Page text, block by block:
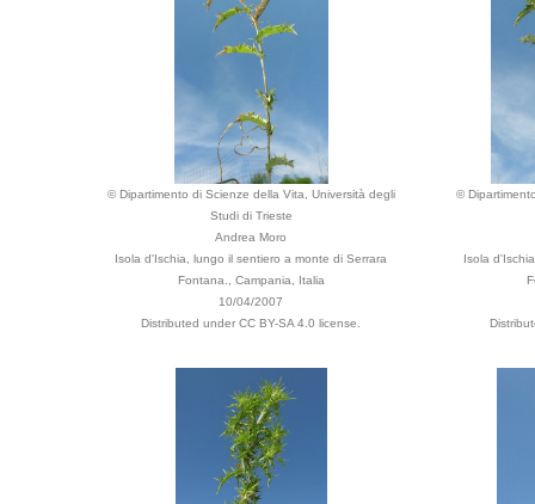
© Dipartimento di Scienze della Vita, Università degli
Studi di Trieste
Andrea Moro
Isola d'Ischia, lungo il sentiero a monte di Serrara
Fontana., Campania, Italia
10/04/2007
Distributed under CC BY-SA 4.0 license.
©
Isola